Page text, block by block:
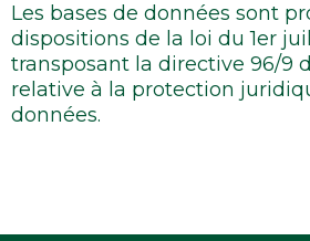
Les bases de données sont
dispositions de la loi du 1er
transposant la directive 96/9
relative à la protection
données.